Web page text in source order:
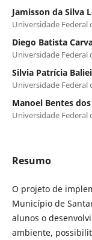
Jamisson da Silva
Universidade Federal
Diego Batista
Universidade Federal
Silvia Patrícia
Universidade Federal
Manoel Bentes
Universidade Federal
Resumo
O projeto de
Município de
alunos o
ambiente,